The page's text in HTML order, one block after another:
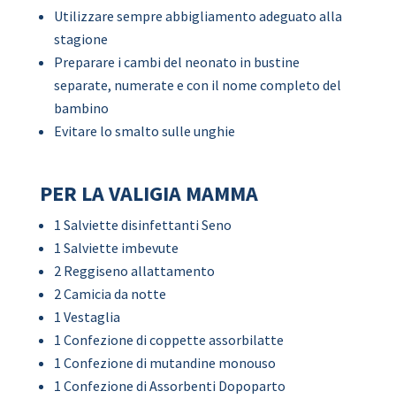
Utilizzare sempre abbigliamento adeguato alla
stagione
Preparare i cambi del neonato in bustine
separate, numerate e con il nome completo del
bambino
Evitare lo smalto sulle unghie
PER LA VALIGIA MAMMA
1 Salviette disinfettanti Seno
1 Salviette imbevute
2 Reggiseno allattamento
2 Camicia da notte
1 Vestaglia
1 Confezione di coppette assorbilatte
1 Confezione di mutandine monouso
1 Confezione di Assorbenti Dopoparto